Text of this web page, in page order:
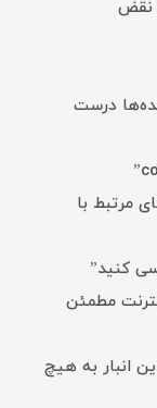
نقض
درست
مرتبط با
کنید”
مطمئن
انبار به هیچ